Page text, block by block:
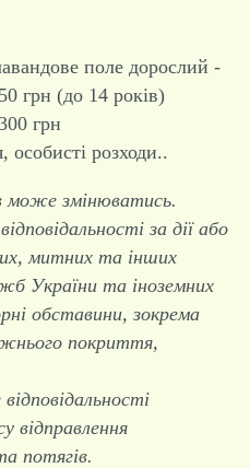
поле дорослий -
грн (до 14 років)
грн
особисті розходи..
може змінюватись.
за дії або
митних та інших
України та іноземних
обставини, зокрема
покриття,
відправлення
потягів.